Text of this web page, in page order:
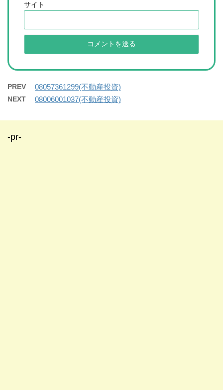
サイト
PREV 08057361299(不動産投資)
NEXT 08006001037(不動産投資)
-pr-